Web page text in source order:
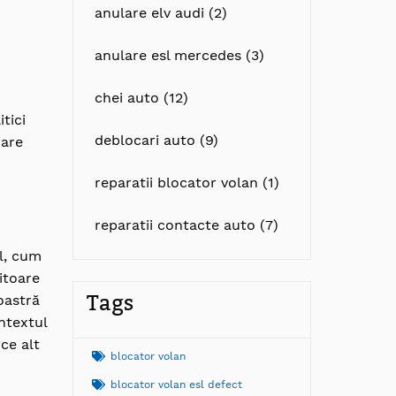
cum
alt
anulare elv audi (2)
anulare esl mercedes (3)
chei auto (12)
deblocari auto (9)
reparatii blocator volan (1)
reparatii contacte auto (7)
Tags
blocator volan
blocator volan esl defect